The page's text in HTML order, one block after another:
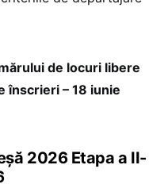
de locuri libere
înscrieri – 18 iunie
2026 Etapa a II-